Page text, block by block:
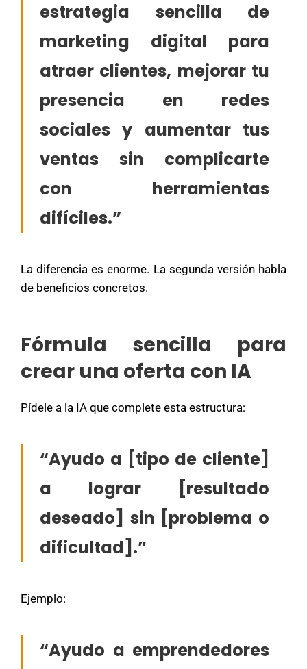
estrategia sencilla de
marketing digital para
atraer clientes, mejorar tu
presencia en redes
sociales y aumentar tus
ventas sin complicarte
con herramientas
difíciles.”
La diferencia es enorme. La segunda versión habla
de beneficios concretos.
Fórmula sencilla para
crear una oferta con IA
Pídele a la IA que complete esta estructura:
“Ayudo a [tipo de cliente]
a lograr [resultado
deseado] sin [problema o
dificultad].”
Ejemplo:
“Ayudo a emprendedores